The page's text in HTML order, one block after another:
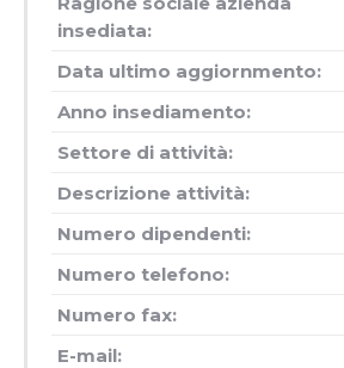
insediata:
Data ultimo aggiornmento:
Anno insediamento:
Settore di attività:
Descrizione attività:
Numero dipendenti:
Numero telefono:
Numero fax:
E-mail: